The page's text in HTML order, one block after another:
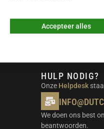
HULP NODIG?
Onze Helpdesk
We doen ons best
beantwoorden.
Accepteer alles